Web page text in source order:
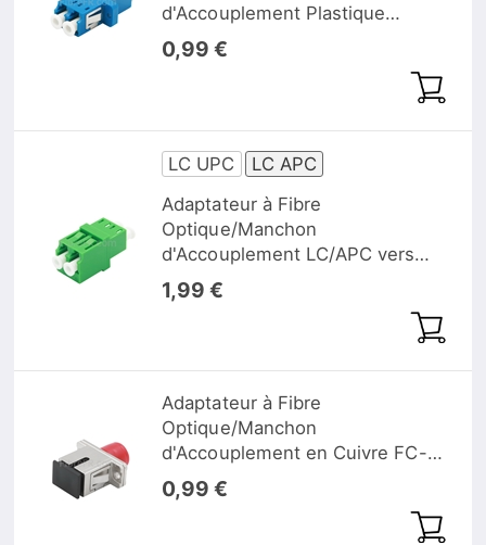
d'Accouplement Plastique
LC/UPC vers LC/UPC, Type SC
Monomode Duplex avec Bride
0,99 €
LC UPC
LC APC
Adaptateur à Fibre
Optique/Manchon
d'Accouplement LC/APC vers
LC/APC Monomode Duplex avec
Bride
1,99 €
Adaptateur à Fibre
Optique/Manchon
d'Accouplement en Cuivre FC-
SC Hybride Simplex, Femelle
vers Femelle
0,99 €